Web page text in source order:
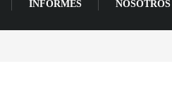
INFORMES NOSOTROS